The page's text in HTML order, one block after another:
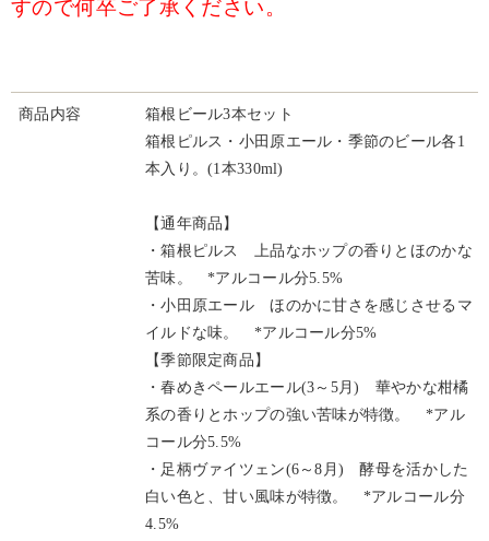
すので何卒ご了承ください。
商品内容
箱根ビール3本セット
箱根ピルス・小田原エール・季節のビール各1
本入り。(1本330ml)
【通年商品】
・箱根ピルス 上品なホップの香りとほのかな
苦味。 *アルコール分5.5%
・小田原エール ほのかに甘さを感じさせるマ
イルドな味。 *アルコール分5%
【季節限定商品】
・春めきペールエール(3～5月) 華やかな柑橘
系の香りとホップの強い苦味が特徴。 *アル
コール分5.5%
・足柄ヴァイツェン(6～8月) 酵母を活かした
白い色と、甘い風味が特徴。 *アルコール分
4.5%